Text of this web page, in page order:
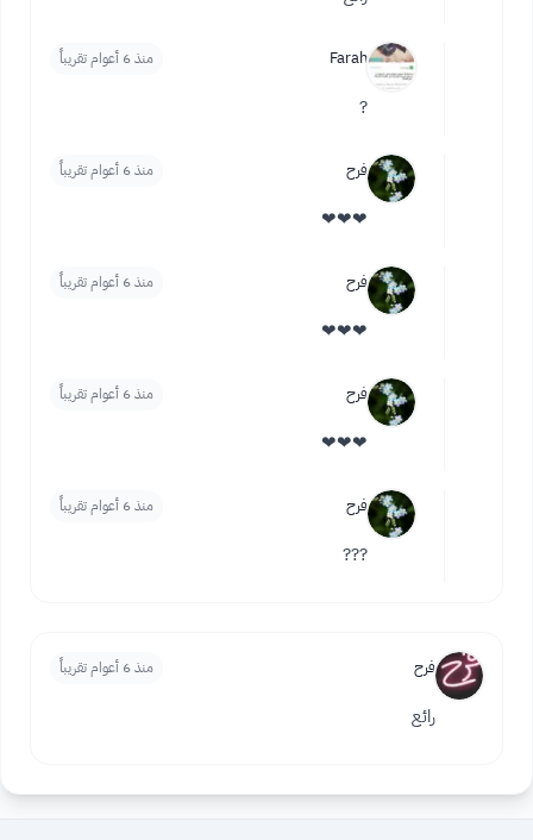
Farah منذ 6 أعوام تقريباً
?
فرح منذ 6 أعوام تقريباً
❤❤❤
فرح منذ 6 أعوام تقريباً
❤❤❤
فرح منذ 6 أعوام تقريباً
❤❤❤
فرح منذ 6 أعوام تقريباً
???
فرح منذ 6 أعوام تقريباً
رائع